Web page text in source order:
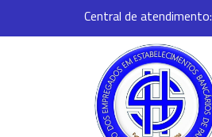
Central de atendimento: